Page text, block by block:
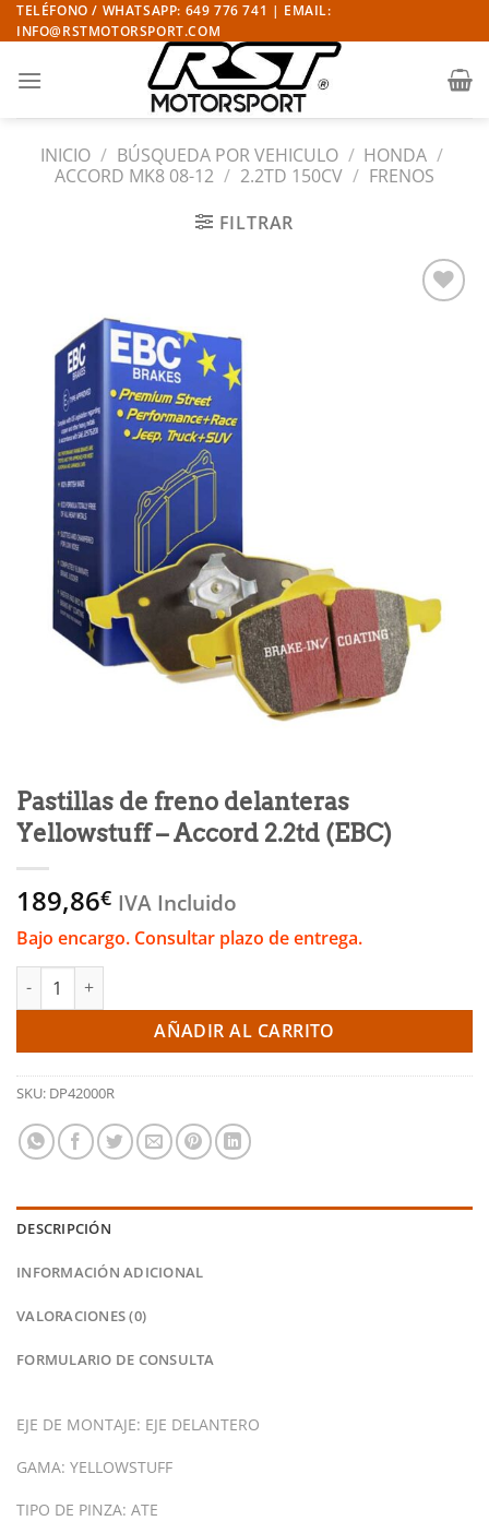
Saltar
al
TELÉFONO / WHATSAPP: 649 776 741 | EMAIL:
INFO@RSTMOTORSPORT.COM
INICIO / BÚSQUEDA POR VEHICULO / HONDA /
ACCORD MK8 08-12 / 2.2TD 150CV / FRENOS
FILTRAR
Pastillas de freno delanteras
Yellowstuff – Accord 2.2td (EBC)
189,86€ IVA Incluido
Bajo encargo. Consultar plazo de entrega.
Pastillas de freno delanteras Yellowstuff - Accord 2.2td (EBC)
AÑADIR AL CARRITO
SKU: DP42000R
DESCRIPCIÓN
INFORMACIÓN ADICIONAL
VALORACIONES (0)
FORMULARIO DE CONSULTA
EJE DE MONTAJE: EJE DELANTERO
GAMA: YELLOWSTUFF
TIPO DE PINZA: ATE